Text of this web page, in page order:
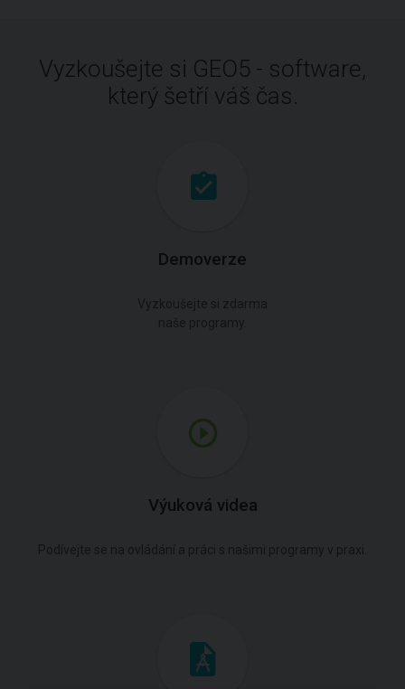
Vyzkoušejte si GEO5 - software,
který šetří váš čas.
Demoverze
Výuková videa